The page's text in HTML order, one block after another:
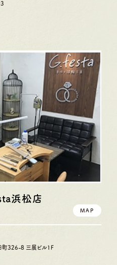
浜松店
MAP
町326-8 三展ビル1F